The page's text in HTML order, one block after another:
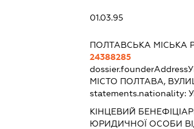
01.03.95
ПОЛТАВСЬКА МІСЬКА
24388285
dossier.founderAddress
МІСТО ПОЛТАВА,
statements.nationality:
КІНЦЕВИЙ
ЮРИДИЧНОЇ ОСОБИ